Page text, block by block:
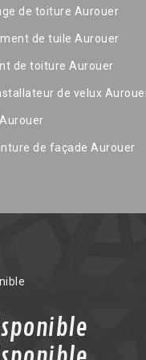
de toiture Aurouer
de tuile Aurouer
de toiture Aurouer
de velux
de façade Aurouer